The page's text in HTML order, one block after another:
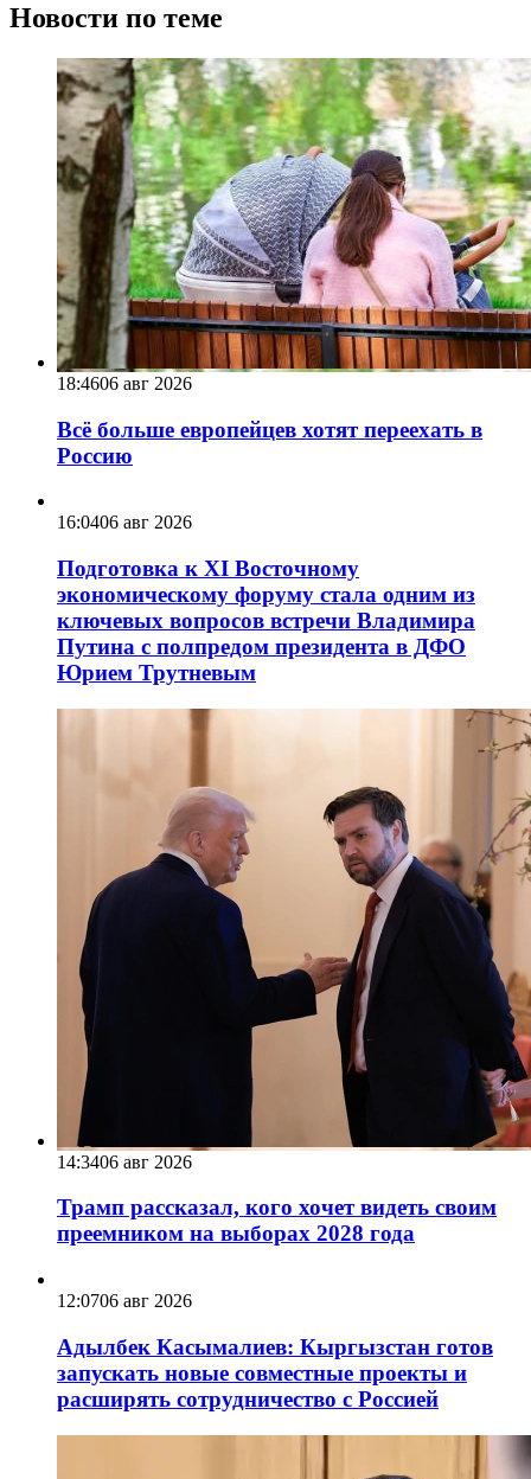
Новости по теме
18:4606 авг 2026
Всё больше европейцев хотят переехать в
Россию
16:0406 авг 2026
Подготовка к XI Восточному
экономическому форуму стала одним из
ключевых вопросов встречи Владимира
Путина с полпредом президента в ДФО
Юрием Трутневым
14:3406 авг 2026
Трамп рассказал, кого хочет видеть своим
преемником на выборах 2028 года
12:0706 авг 2026
Адылбек Касымалиев: Кыргызстан готов
запускать новые совместные проекты и
расширять сотрудничество с Россией